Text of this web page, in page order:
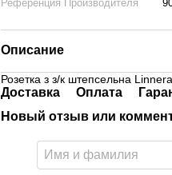
Референция Производителя
Описание
Розетка з з/к штепсельна
Доставка Оплата
Новый отзыв или